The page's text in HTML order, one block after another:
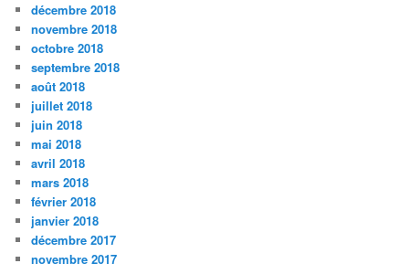
décembre 2018
novembre 2018
octobre 2018
septembre 2018
août 2018
juillet 2018
juin 2018
mai 2018
avril 2018
mars 2018
février 2018
janvier 2018
décembre 2017
novembre 2017